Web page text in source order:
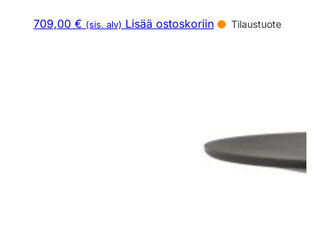
709,00 € (sis. alv) Lisää ostoskoriin Tilaustuote